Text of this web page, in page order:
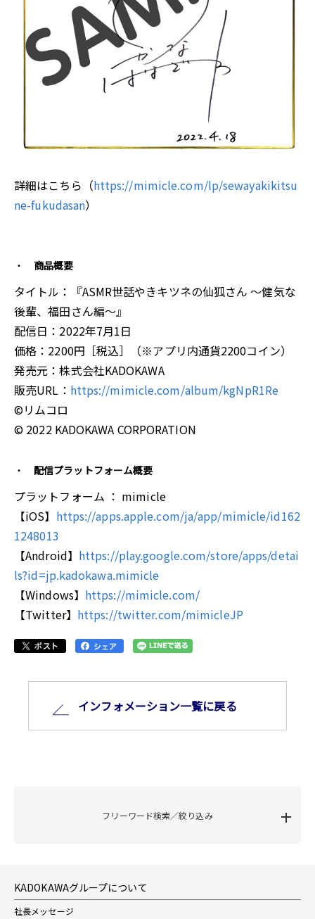
詳細はこちら（https://mimicle.com/lp/sewayakikitsu
ne-fukudasan）
商品概要
タイトル：『ASMR世話やきキツネの仙狐さん ～健気な
後輩、福田さん編～』
配信日：2022年7月1日
価格：2200円［税込］（※アプリ内通貨2200コイン）
発売元：株式会社KADOKAWA
販売URL： https://mimicle.com/album/kgNpR1Re
©リムコロ
© 2022 KADOKAWA CORPORATION
配信プラットフォーム概要
プラットフォーム ： mimicle
【iOS】 https://apps.apple.com/ja/app/mimicle/id162
1248013
【Android】 https://play.google.com/store/apps/detai
ls?id=jp.kadokawa.mimicle
【Windows】 https://mimicle.com/
【Twitter】 https://twitter.com/mimicleJP
インフォメーション⼀覧に戻る
フリーワード検索／絞り込み
KADOKAWAグループについて
社長メッセージ